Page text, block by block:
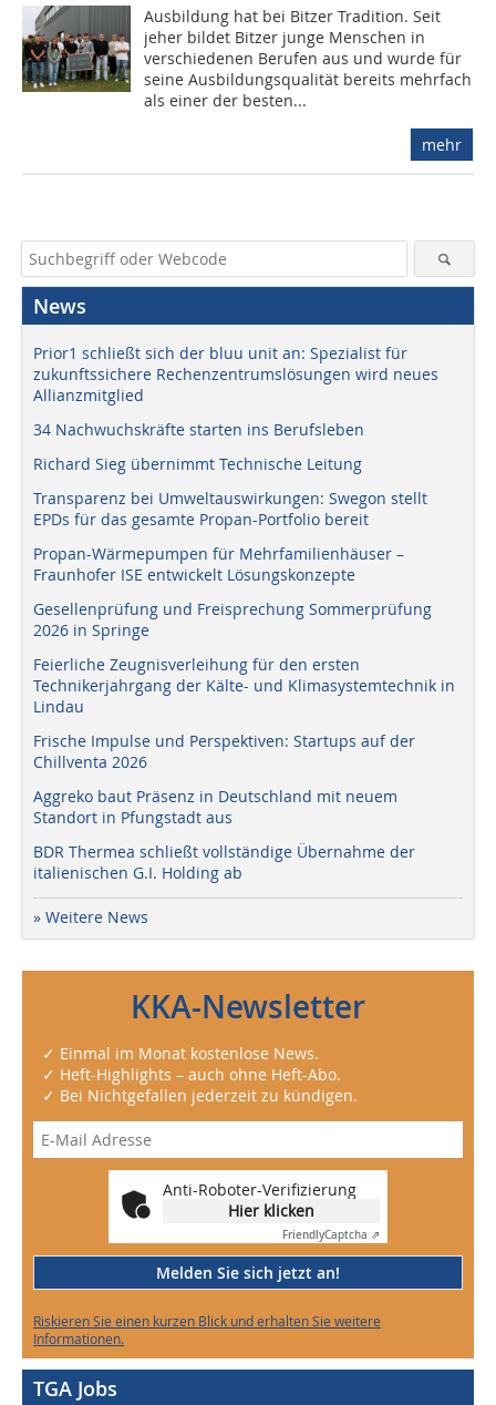
Ausbildung hat bei Bitzer Tradition. Seit
jeher bildet Bitzer junge Menschen in
verschiedenen Berufen aus und wurde für
seine Ausbildungsqualität bereits mehrfach
als einer der besten...
mehr
News
Prior1 schließt sich der bluu unit an: Spezialist für
zukunftssichere Rechenzentrumslösungen wird neues
Allianzmitglied
34 Nachwuchskräfte starten ins Berufsleben
Richard Sieg übernimmt Technische Leitung
Transparenz bei Umweltauswirkungen: Swegon stellt
EPDs für das gesamte Propan-Portfolio bereit
Propan-Wärmepumpen für Mehrfamilienhäuser –
Fraunhofer ISE entwickelt Lösungskonzepte
Gesellenprüfung und Freisprechung Sommerprüfung
2026 in Springe
Feierliche Zeugnisverleihung für den ersten
Technikerjahrgang der Kälte- und Klimasystemtechnik in
Lindau
Frische Impulse und Perspektiven: Startups auf der
Chillventa 2026
Aggreko baut Präsenz in Deutschland mit neuem
Standort in Pfungstadt aus
BDR Thermea schließt vollständige Übernahme der
italienischen G.I. Holding ab
» Weitere News
KKA-Newsletter
✓ Einmal im Monat kostenlose News.
✓ Heft-Highlights – auch ohne Heft-Abo.
✓ Bei Nichtgefallen jederzeit zu kündigen.
Anti-Roboter-Verifizierung
Hier klicken
FriendlyCaptcha ⇗
Melden Sie sich jetzt an!
Riskieren Sie einen kurzen Blick und erhalten Sie weitere
Informationen.
TGA Jobs